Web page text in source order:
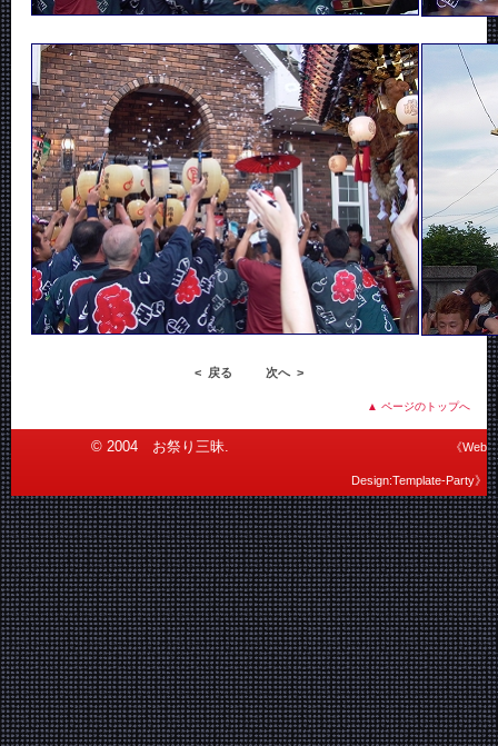
< 戻る 次へ >
▲ ページのトップへ
© 2004 お祭り三昧. 《Web
Design:Template-Party》